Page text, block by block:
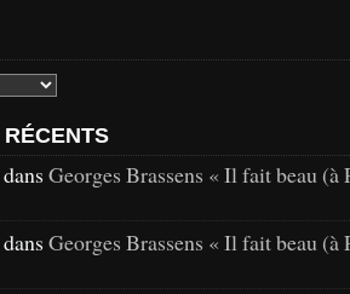
Georges Brassens « Il fait beau (à
Georges Brassens « Il fait beau (à